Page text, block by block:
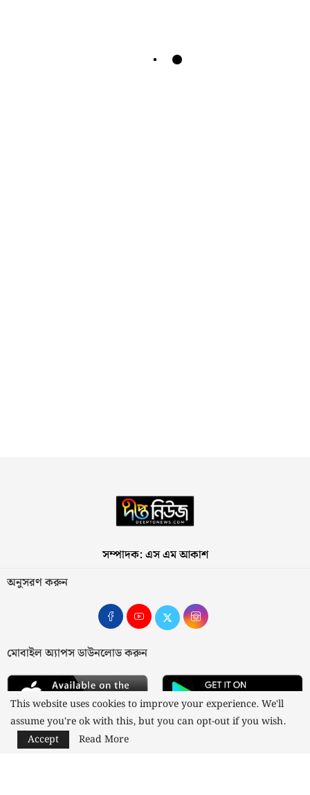
সম্পাদক: এস এম আকাশ
অনুসরণ করুন
মোবাইল অ্যাপস ডাউনলোড করুন
This website uses cookies to improve your experience. We'll
assume you're ok with this, but you can opt-out if you wish.
Accept
Read More